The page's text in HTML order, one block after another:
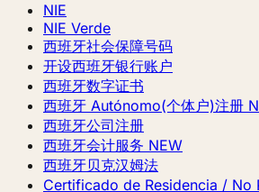
NIE
NIE Verde
西班牙社会保障号码
开设西班牙银行账户
西班牙数字证书
西班牙 Autónomo(个体户)注册
西班牙公司注册
西班牙会计服务 NEW
西班牙贝克汉姆法
Certificado de Residencia / No